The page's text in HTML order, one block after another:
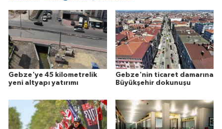
Gebze'ye 45 kilometrelik
yeni altyapı yatırımı
Gebze'nin ticaret damarına
Büyükşehir dokunuşu